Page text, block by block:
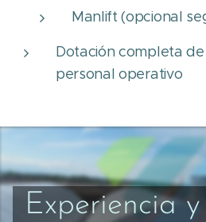
Manlift (opcional
Dotación completa de
personal operativo
Experiencia